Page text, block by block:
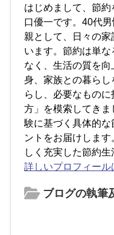
はじめまして、節
口優一です。40代
親として、日々の
います。節約は単
なく、生活の質を
身、家族との暮ら
らし、必要なもの
方」を模索してき
験に基づく具体的
ントをお届けしま
しく充実した節約生
詳しいプロフィール
ブログの執筆